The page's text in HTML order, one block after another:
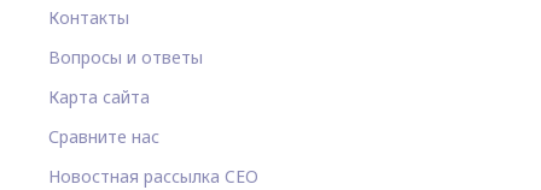
Контакты
Вопросы и ответы
Карта сайта
Сравните нас
Новостная рассылка CEO